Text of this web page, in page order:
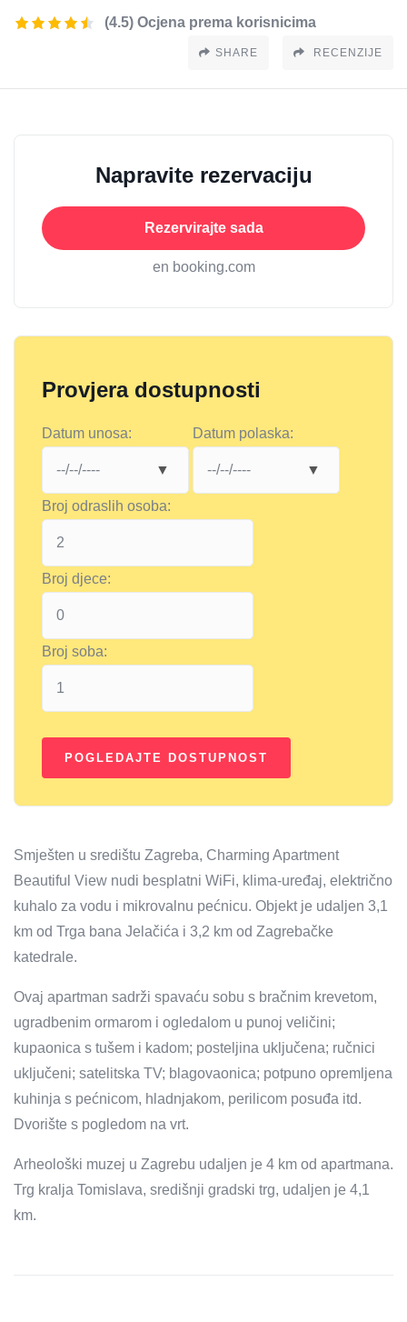
(4.5) Ocjena prema korisnicima
SHARE RECENZIJE
Napravite rezervaciju
Rezervirajte sada
en booking.com
Provjera dostupnosti
Datum unosa: Datum polaska:
Broj odraslih osoba:
Broj djece:
Broj soba:
Smješten u središtu Zagreba, Charming Apartment
Beautiful View nudi besplatni WiFi, klima-uređaj, električno
kuhalo za vodu i mikrovalnu pećnicu. Objekt je udaljen 3,1
km od Trga bana Jelačića i 3,2 km od Zagrebačke
katedrale.
Ovaj apartman sadrži spavaću sobu s bračnim krevetom,
ugradbenim ormarom i ogledalom u punoj veličini;
kupaonica s tušem i kadom; posteljina uključena; ručnici
uključeni; satelitska TV; blagovaonica; potpuno opremljena
kuhinja s pećnicom, hladnjakom, perilicom posuđa itd.
Dvorište s pogledom na vrt.
Arheološki muzej u Zagrebu udaljen je 4 km od apartmana.
Trg kralja Tomislava, središnji gradski trg, udaljen je 4,1
km.